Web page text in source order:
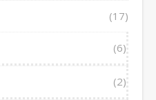
(17)
(6)
(2)